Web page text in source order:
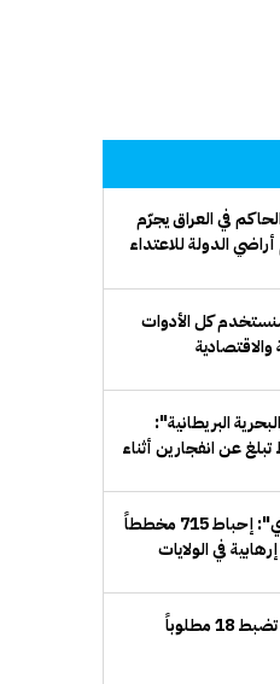
في العراق يجرّم
الدولة للاعتداء
كل الأدوات
البريطانية":
تبلغ عن انفجارين أثناء
"إف بي آي": إحباط 715 مخططاً
في الولايات
"المرور" تضبط 18 مطلوباً